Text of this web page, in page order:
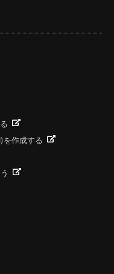
を作成する